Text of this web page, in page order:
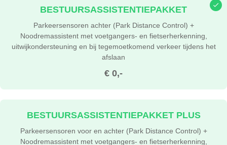
€ 0,-
BESTUURSASSISTENTIEPAKKET
Parkeersensoren achter (Park Distance Control) +
Noodremassistent met voetgangers- en fietserherkenning,
uitwijkondersteuning en bij tegemoetkomend verkeer tijdens het
afslaan
BESTUURSASSISTENTIEPAKKET PLUS
Parkeersensoren voor en achter (Park Distance Control) +
Noodremassistent met voetgangers- en fietserherkenning,